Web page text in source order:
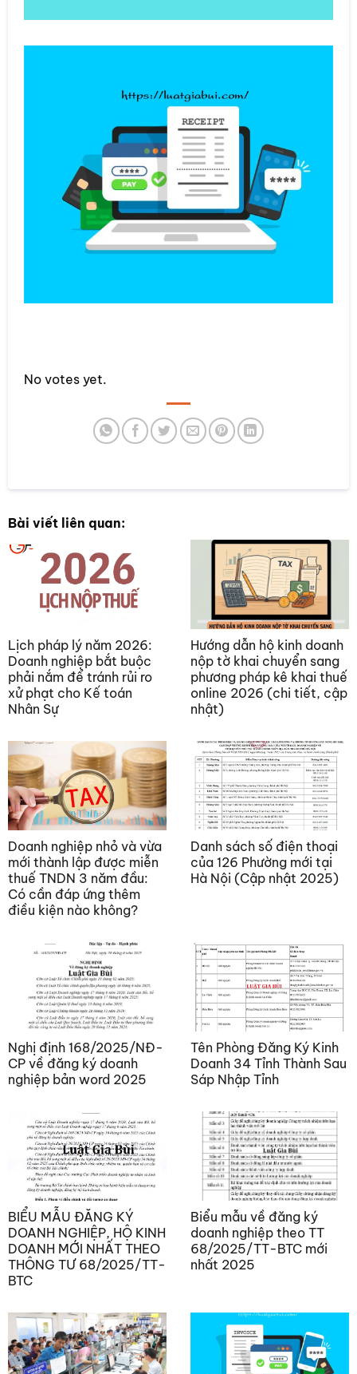
SUBMIT RATING
No votes yet.
Bài viết liên quan:
Lịch pháp lý năm 2026:
Doanh nghiệp bắt buộc
phải nắm để tránh rủi ro
xử phạt cho Kế toán
Nhân Sự
Hướng dẫn hộ kinh doanh
nộp tờ khai chuyển sang
phương pháp kê khai thuế
online 2026 (chi tiết, cập
nhật)
Doanh nghiệp nhỏ và vừa
mới thành lập được miễn
thuế TNDN 3 năm đầu:
Có cần đáp ứng thêm
điều kiện nào không?
Danh sách số điện thoại
của 126 Phường mới tại
Hà Nội (Cập nhật 2025)
Nghị định 168/2025/NĐ-
CP về đăng ký doanh
nghiệp bản word 2025
Tên Phòng Đăng Ký Kinh
Doanh 34 Tỉnh Thành Sau
Sáp Nhập Tỉnh
BIỂU MẪU ĐĂNG KÝ
DOANH NGHIỆP, HỘ KINH
DOANH MỚI NHẤT THEO
THÔNG TƯ 68/2025/TT-
BTC
Biểu mẫu về đăng ký
doanh nghiệp theo TT
68/2025/TT-BTC mới
nhất 2025